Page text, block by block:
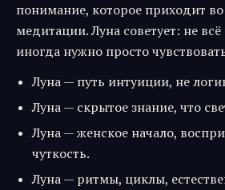
понимание, которое приходит
медитации. Луна советует: не
иногда нужно просто
Луна — путь интуиции, не
Луна — скрытое знание, что
Луна — женское начало,
чуткость.
Луна — ритмы, циклы,